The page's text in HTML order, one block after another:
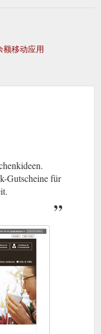
...
Leipzig Deutsch,
...
额移动应用
Gutscheine für